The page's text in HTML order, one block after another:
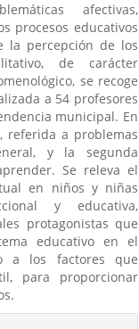
afectivas,
procesos educativos
la percepción de los
de carácter
se recoge
a 54 profesores
municipal. En
referida a problemas
y la segunda
Se releva el
en niños y niñas
y educativa,
protagonistas que
educativo en el
a los factores que
para proporcionar